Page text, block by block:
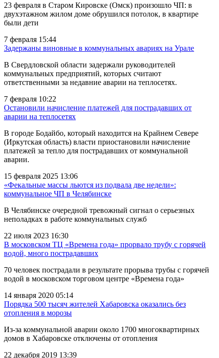
23 февраля в Старом Кировске (Омск) произошло ЧП: в
двухэтажном жилом доме обрушился потолок, в квартире
были дети
7 февраля 15:44
Задержаны виновные в коммунальных авариях на Урале
В Свердловской области задержали руководителей
коммунальных предприятий, которых считают
ответственными за недавние аварии на теплосетях.
7 февраля 10:22
Остановили начисление платежей для пострадавших от
аварии на теплосетях
В городе Бодайбо, который находится на Крайнем Севере
(Иркутская область) власти приостановили начисление
платежей за тепло для пострадавших от коммунальной
аварии.
15 февраля 2025 13:06
«Фекальные массы льются из подвала две недели»:
коммунальное ЧП в Челябинске
В Челябинске очередной тревожный сигнал о серьезных
неполадках в работе коммунальных служб
22 июля 2023 16:30
В московском ТЦ «Времена года» прорвало трубу с горячей
водой, много пострадавших
70 человек пострадали в результате прорыва трубы с горячей
водой в московском торговом центре «Времена года»
14 января 2020 05:14
Порядка 500 тысяч жителей Хабаровска оказались без
отопления в морозы
Из-за коммунальной аварии около 1700 многоквартирных
домов в Хабаровске отключены от отопления
22 декабря 2019 13:39